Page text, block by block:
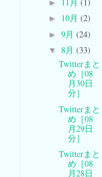
►
► 10月 (2)
► 9月 (24)
▼ 8月 (33)
Twitterまと
め［08
月30日
分］
Twitterまと
め［08
月29日
分］
Twitterまと
め［08
月28日